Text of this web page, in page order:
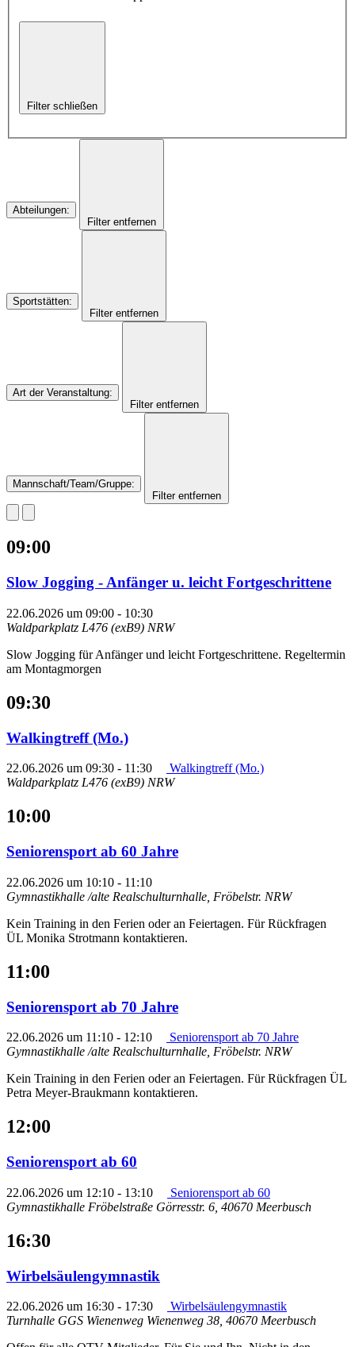
Filter schließen
Abteilungen:
Filter entfernen
Sportstätten:
Filter entfernen
Art der Veranstaltung:
Filter entfernen
Mannschaft/Team/Gruppe:
Filter entfernen
09:00
Slow Jogging - Anfänger u. leicht Fortgeschrittene
22.06.2026 um 09:00 - 10:30
Waldparkplatz L476 (exB9) NRW
Slow Jogging für Anfänger und leicht Fortgeschrittene. Regeltermin
am Montagmorgen
09:30
Walkingtreff (Mo.)
22.06.2026 um 09:30 - 11:30
Walkingtreff (Mo.)
Waldparkplatz L476 (exB9) NRW
10:00
Seniorensport ab 60 Jahre
22.06.2026 um 10:10 - 11:10
Gymnastikhalle /alte Realschulturnhalle, Fröbelstr. NRW
Kein Training in den Ferien oder an Feiertagen. Für Rückfragen
ÜL Monika Strotmann kontaktieren.
11:00
Seniorensport ab 70 Jahre
22.06.2026 um 11:10 - 12:10
Seniorensport ab 70 Jahre
Gymnastikhalle /alte Realschulturnhalle, Fröbelstr. NRW
Kein Training in den Ferien oder an Feiertagen. Für Rückfragen ÜL
Petra Meyer-Braukmann kontaktieren.
12:00
Seniorensport ab 60
22.06.2026 um 12:10 - 13:10
Seniorensport ab 60
Gymnastikhalle Fröbelstraße Görresstr. 6, 40670 Meerbusch
16:30
Wirbelsäulengymnastik
22.06.2026 um 16:30 - 17:30
Wirbelsäulengymnastik
Turnhalle GGS Wienenweg Wienenweg 38, 40670 Meerbusch